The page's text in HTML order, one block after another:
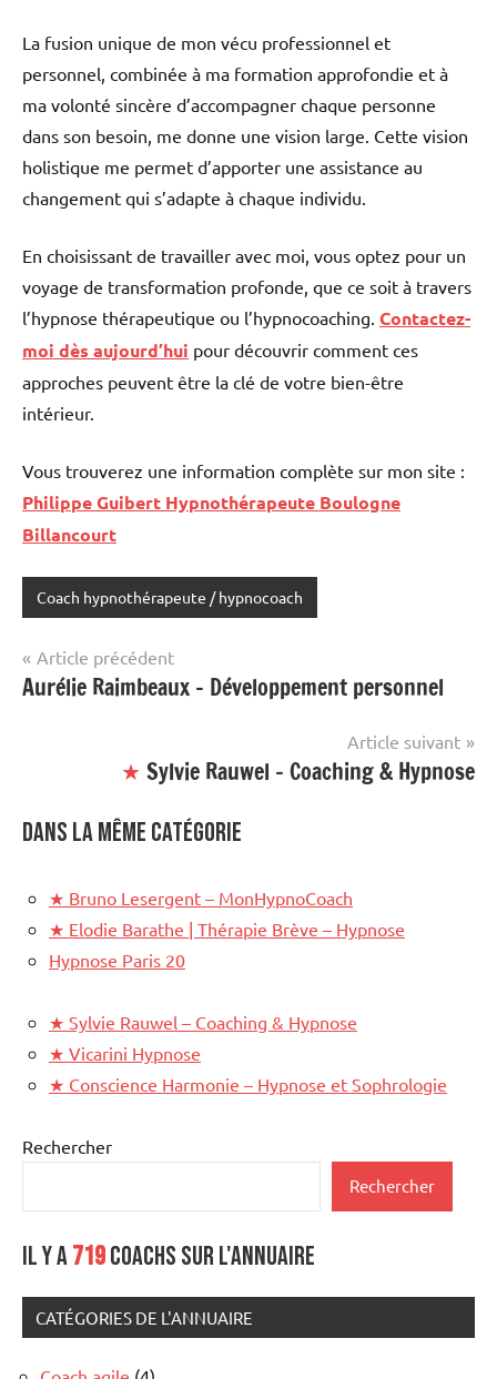
La fusion unique de mon vécu professionnel et
personnel, combinée à ma formation approfondie et à
ma volonté sincère d’accompagner chaque personne
dans son besoin, me donne une vision large. Cette vision
holistique me permet d’apporter une assistance au
changement qui s’adapte à chaque individu.
En choisissant de travailler avec moi, vous optez pour un
voyage de transformation profonde, que ce soit à travers
l’hypnose thérapeutique ou l’hypnocoaching. Contactez-
moi dès aujourd’hui pour découvrir comment ces
approches peuvent être la clé de votre bien-être
intérieur.
Vous trouverez une information complète sur mon site :
Philippe Guibert Hypnothérapeute Boulogne
Billancourt
site
mis
Coach hypnothérapeute / hypnocoach
Navigation
de
Article précédent
Aurélie Raimbeaux – Développement personnel
Article suivant
★ Sylvie Rauwel – Coaching & Hypnose
Dans la même catégorie
★ Bruno Lesergent – MonHypnoCoach
★ Elodie Barathe | Thérapie Brève – Hypnose
Hypnose Paris 20
★ Sylvie Rauwel – Coaching & Hypnose
★ Vicarini Hypnose
★ Conscience Harmonie – Hypnose et Sophrologie
Rechercher
Rechercher
Il y a719coachs sur l'annuaire
CATÉGORIES DE L'ANNUAIRE